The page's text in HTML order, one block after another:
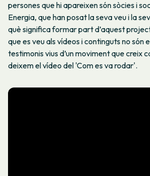
persones que hi apareixen són sòcies i
Energia, que han posat la seva veu i la
què significa formar part d’aquest
que es veu als vídeos i continguts no són
testimonis vius d’un moviment que creix
deixem el vídeo del 'Com es va rodar'.